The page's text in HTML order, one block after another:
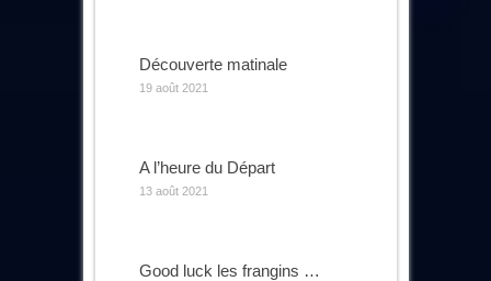
Découverte matinale
19 août 2021
A l’heure du Départ
13 août 2021
Good luck les frangins …